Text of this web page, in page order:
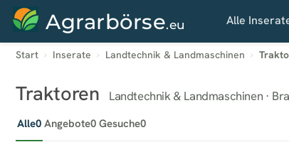
Agrarbörse.eu Alle
Start Inserate Landtechnik & Landmaschinen
Traktoren Landtechnik & Landmaschinen ·
Alle0 Angebote0 Gesuche0